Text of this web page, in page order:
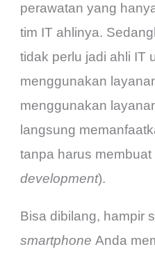
perawatan yang
tim IT ahlinya.
tidak perlu jadi ahli IT
menggunakan
menggunakan
langsung
tanpa harus membuat
development).
Bisa dibilang, hampir
smartphoneAnda